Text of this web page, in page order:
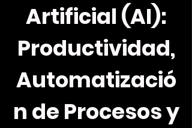
Artificial (AI):
Productividad,
Automatizació
n de Procesos y